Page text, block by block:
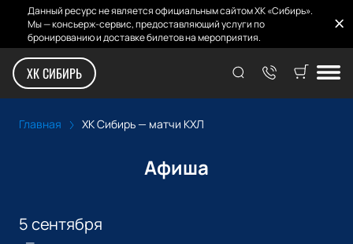
Данный ресурс не является официальным сайтом ХК «Сибирь».
Мы — консьерж-сервис, предоставляющий услуги по
бронированию и доставке билетов на мероприятия.
ХК СИБИРЬ
ХК Сибирь — матчи КХЛ
Главная ХК Сибирь — матчи КХЛ
Афиша
5 сентября